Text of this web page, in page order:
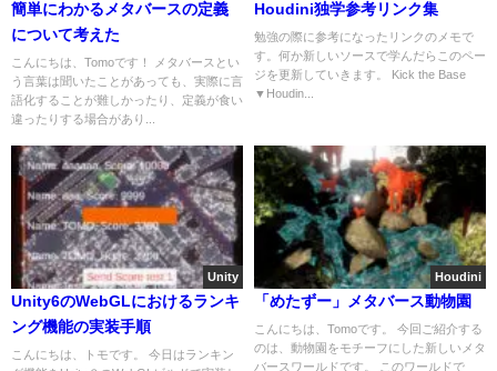
簡単にわかるメタバースの定義
について考えた
こんにちは、Tomoです！ メタバースとい
う言葉は聞いたことがあっても、実際に言
語化することが難しかったり、定義が食い
違ったりする場合があり...
Houdini独学参考リンク集
勉強の際に参考になったリンクのメモで
す。何か新しいソースで学んだらこのペー
ジを更新していきます。 Kick the Base
▼Houdin...
Unity
Unity6のWebGLにおけるランキ
ング機能の実装手順
こんにちは、トモです。 今日はランキン
Houdini
「めたずー」メタバース動物園
こんにちは、Tomoです。 今回ご紹介する
のは、動物園をモチーフにした新しいメタ
バースワールドです。 このワールドで